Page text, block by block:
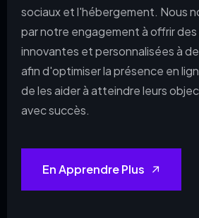
sociaux et l'hébergement. Nous
par notre engagement à offrir
innovantes et personnalisées à
afin d'optimiser la présence en
de les aider à atteindre leurs
avec succès.
En Apprendre Plus